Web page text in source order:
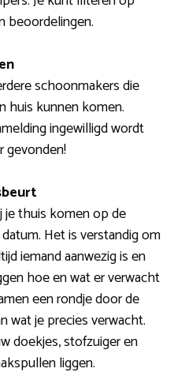
beoordelingen.
schoonmakers die
huis kunnen komen.
ingewilligd wordt
gevonden!
je thuis komen op de
Het is verstandig om
iemand aanwezig is en
hoe en wat er verwacht
een rondje door de
wat je precies verwacht.
doekjes, stofzuiger en
liggen.